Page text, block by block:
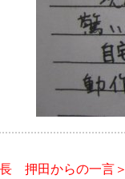
長 押田からの一言＞